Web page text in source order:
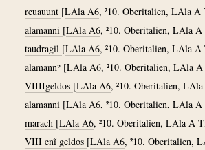
reuauunt [LAla A6, ²10. Oberitalien, LAla
alamanni [LAla A6, ²10. Oberitalien, LAla
taudragil [LAla A6, ²10. Oberitalien, LAla
alamannʾ [LAla A6, ²10. Oberitalien, LAla
VIIIIgeldos [LAla A6, ²10. Oberitalien,
alamanni [LAla A6, ²10. Oberitalien, LAla
marach [LAla A6, ²10. Oberitalien, LAla A
VIII enĩ geldos [LAla A6, ²10. Oberitalien,